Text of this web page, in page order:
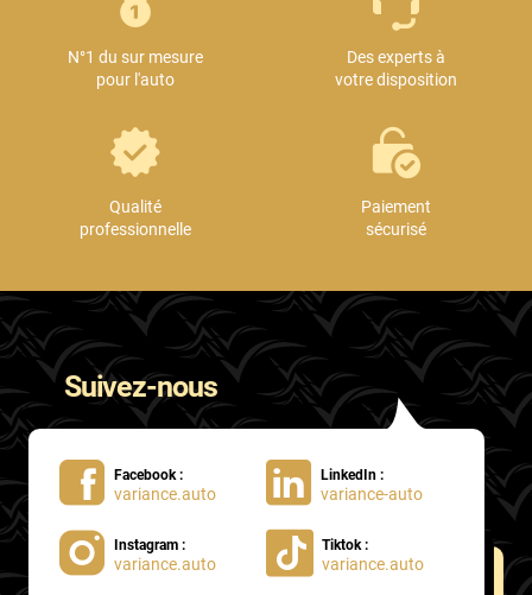
N°1 du sur mesure
pour l'auto
Des experts à
votre disposition
Qualité
professionnelle
Paiement
sécurisé
Suivez-nous
Facebook :
variance.auto
LinkedIn :
variance-auto
Instagram :
variance.auto
Tiktok :
variance.auto